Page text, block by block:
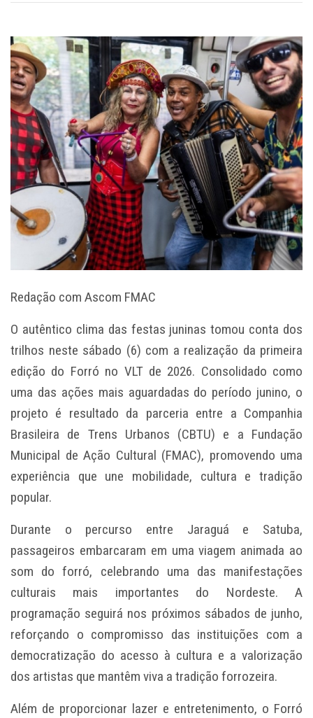
Redação com Ascom FMAC
O autêntico clima das festas juninas tomou conta dos
trilhos neste sábado (6) com a realização da primeira
edição do Forró no VLT de 2026. Consolidado como
uma das ações mais aguardadas do período junino, o
projeto é resultado da parceria entre a Companhia
Brasileira de Trens Urbanos (CBTU) e a Fundação
Municipal de Ação Cultural (FMAC), promovendo uma
experiência que une mobilidade, cultura e tradição
popular.
Durante o percurso entre Jaraguá e Satuba,
passageiros embarcaram em uma viagem animada ao
som do forró, celebrando uma das manifestações
culturais mais importantes do Nordeste. A
programação seguirá nos próximos sábados de junho,
reforçando o compromisso das instituições com a
democratização do acesso à cultura e a valorização
dos artistas que mantêm viva a tradição forrozeira.
Além de proporcionar lazer e entretenimento, o Forró